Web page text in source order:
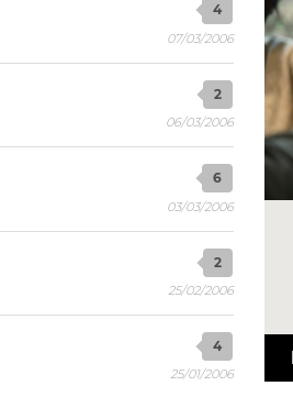
4
07/03/2006
2
06/03/2006
6
03/03/2006
2
25/02/2006
4
25/01/2006